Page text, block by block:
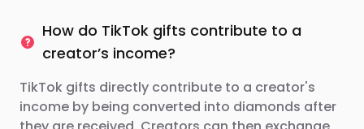
How do TikTok gifts contribute to a
creator’s income?
TikTok gifts directly contribute to a creator's
income by being converted into diamonds after